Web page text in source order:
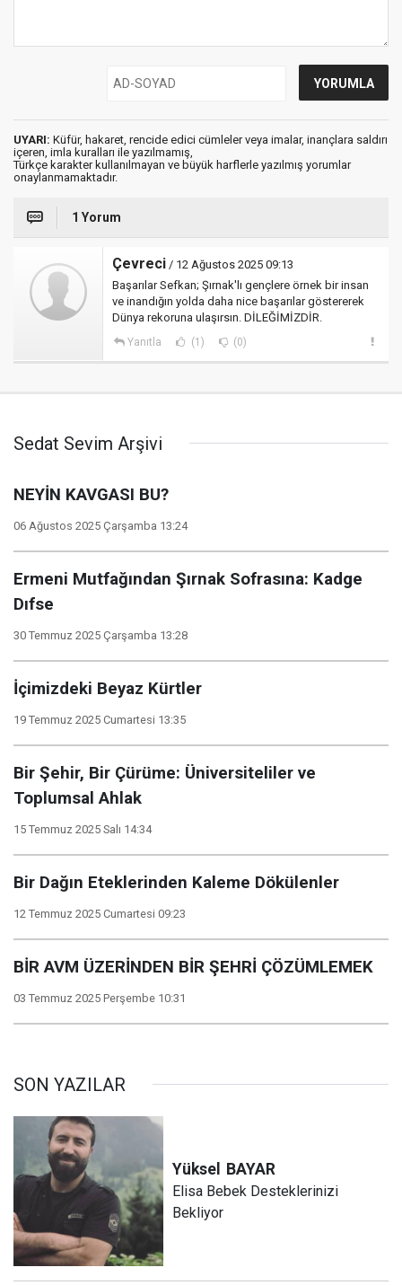
UYARI: Küfür, hakaret, rencide edici cümleler veya imalar, inançlara saldırı
içeren, imla kuralları ile yazılmamış,
Türkçe karakter kullanılmayan ve büyük harflerle yazılmış yorumlar
onaylanmamaktadır.
1 Yorum
Çevreci / 12 Ağustos 2025 09:13
Başarılar Sefkan; Şırnak'lı gençlere örnek bir insan
ve inandığın yolda daha nice başarılar göstererek
Dünya rekoruna ulaşırsın. DİLEĞİMİZDİR.
Yanıtla (1) (0)
Sedat Sevim Arşivi
NEYİN KAVGASI BU?
06 Ağustos 2025 Çarşamba 13:24
Ermeni Mutfağından Şırnak Sofrasına: Kadge
Dıfse
30 Temmuz 2025 Çarşamba 13:28
İçimizdeki Beyaz Kürtler
19 Temmuz 2025 Cumartesi 13:35
Bir Şehir, Bir Çürüme: Üniversiteliler ve
Toplumsal Ahlak
15 Temmuz 2025 Salı 14:34
Bir Dağın Eteklerinden Kaleme Dökülenler
12 Temmuz 2025 Cumartesi 09:23
BİR AVM ÜZERİNDEN BİR ŞEHRİ ÇÖZÜMLEMEK
03 Temmuz 2025 Perşembe 10:31
SON YAZILAR
Yüksel BAYAR
Elisa Bebek Desteklerinizi
Bekliyor